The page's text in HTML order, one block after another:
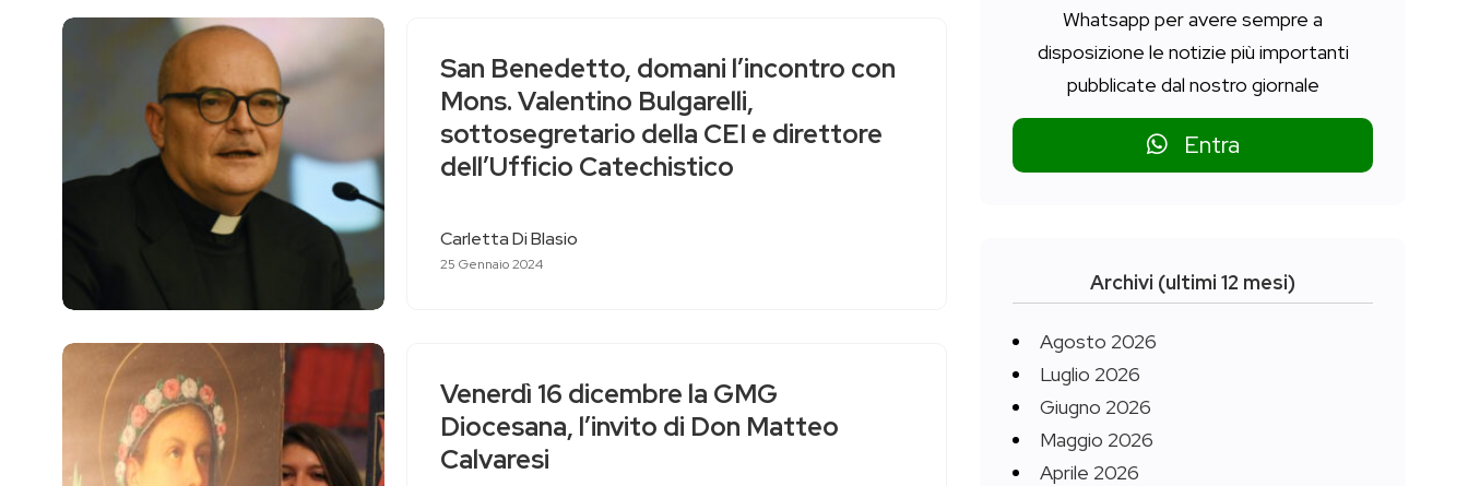
San Benedetto, domani l’incontro con
Mons. Valentino Bulgarelli,
sottosegretario della CEI e direttore
dell’Ufficio Catechistico
Carletta Di Blasio
25 Gennaio 2024
Venerdì 16 dicembre la GMG
Diocesana, l’invito di Don Matteo
Calvaresi
Whatsapp per avere sempre a
disposizione le notizie più importanti
pubblicate dal nostro giornale
Entra
Archivi (ultimi 12 mesi)
Agosto 2026
Luglio 2026
Giugno 2026
Maggio 2026
Aprile 2026